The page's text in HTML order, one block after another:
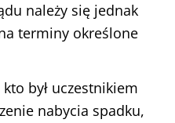
należy się jednak
terminy określone
był uczestnikiem
nabycia spadku,